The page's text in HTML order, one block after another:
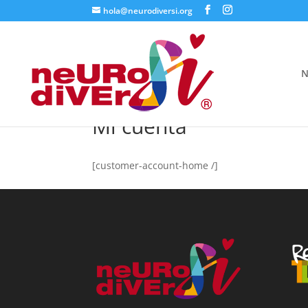
hola@neurodiversi.org
Mi cuenta
[customer-account-home /]